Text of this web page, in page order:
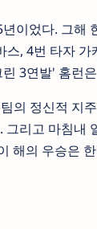
이었다. 그해
스, 4번 타자
3연발' 홈런
의 정신적 지
리고 마침내
해의 우승은